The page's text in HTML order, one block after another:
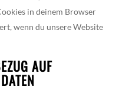
in deinem Browser
wenn du unsere Website
AUF